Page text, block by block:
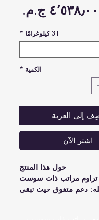
31 كيلوغرامًا *
الكمية *
إلى العربة
اشترِ الآن
حول هذا المنتج
تراوم مراتب ذات سوست
دعم متفوق حيث تبقى